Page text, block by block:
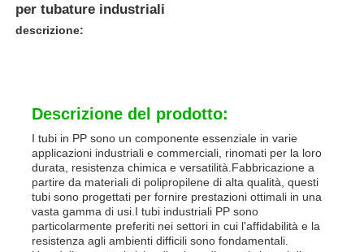
Casa
Prodotti
Chi siamo
per tubature industriali
descrizione:
Descrizione del prodotto:
I tubi in PP sono un componente essenziale in varie
applicazioni industriali e commerciali, rinomati per la loro
durata, resistenza chimica e versatilità.Fabbricazione a
partire da materiali di polipropilene di alta qualità, questi
tubi sono progettati per fornire prestazioni ottimali in una
vasta gamma di usi.I tubi industriali PP sono
particolarmente preferiti nei settori in cui l'affidabilità e la
resistenza agli ambienti difficili sono fondamentali.